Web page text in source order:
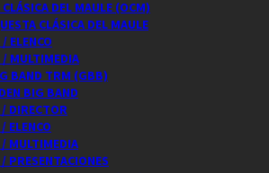
DEL MAULE (OCM)
CLÁSICA DEL MAULE
ELENCO
/ MULTIMEDIA
BAND TRM (GBB)
BIG BAND
DIRECTOR
ELENCO
MULTIMEDIA
PRESENTACIONES